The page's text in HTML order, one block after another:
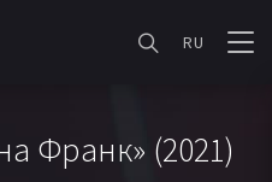
RU
Франк» (2021)